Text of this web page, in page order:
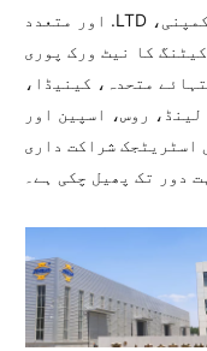
لمیٹڈ۔ جنان جنباؤ نیو میٹریلز کمپنی، LTD. اور متعدد
کا نیٹ ورک پوری
متحدہ، کینیڈا،
روس، اسپین اور
اسٹریٹجک شراکت داری
دور تک پھیل چکی ہے۔